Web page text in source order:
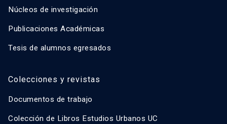
Núcleos de investigación
Publicaciones Académicas
Tesis de alumnos egresados
Colecciones y revistas
Documentos de trabajo
Colección de Libros Estudios Urbanos UC